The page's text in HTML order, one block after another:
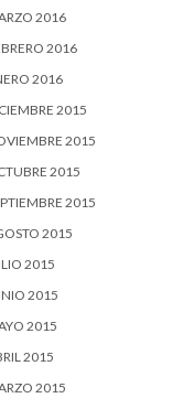
2016
2016
2016
2015
2015
2015
2015
2015
2015
2015
2015
2015
2015